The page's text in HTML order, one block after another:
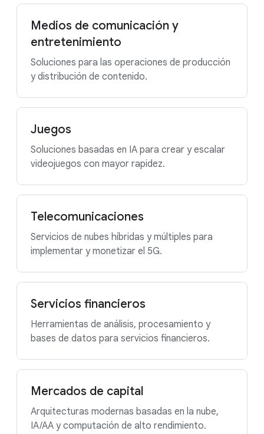
Medios de comunicación y
entretenimiento
Soluciones para las operaciones de producción
y distribución de contenido.
Juegos
Soluciones basadas en IA para crear y escalar
videojuegos con mayor rapidez.
Telecomunicaciones
Servicios de nubes híbridas y múltiples para
implementar y monetizar el 5G.
Servicios financieros
Herramientas de análisis, procesamiento y
bases de datos para servicios financieros.
Mercados de capital
Arquitecturas modernas basadas en la nube,
IA/AA y computación de alto rendimiento.